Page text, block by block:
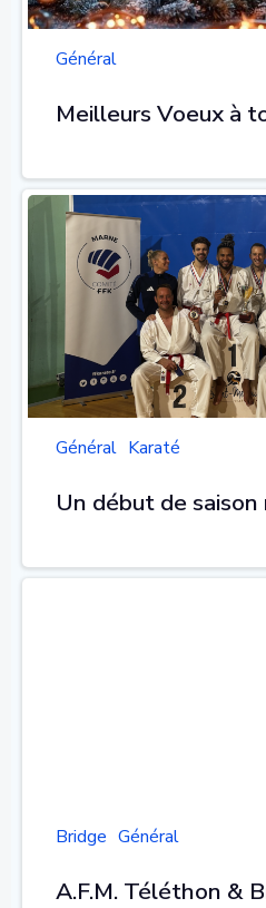
Général
Meilleurs Voeux à
Général Karaté
Un début de saison
Bridge Général
A.F.M. Téléthon &